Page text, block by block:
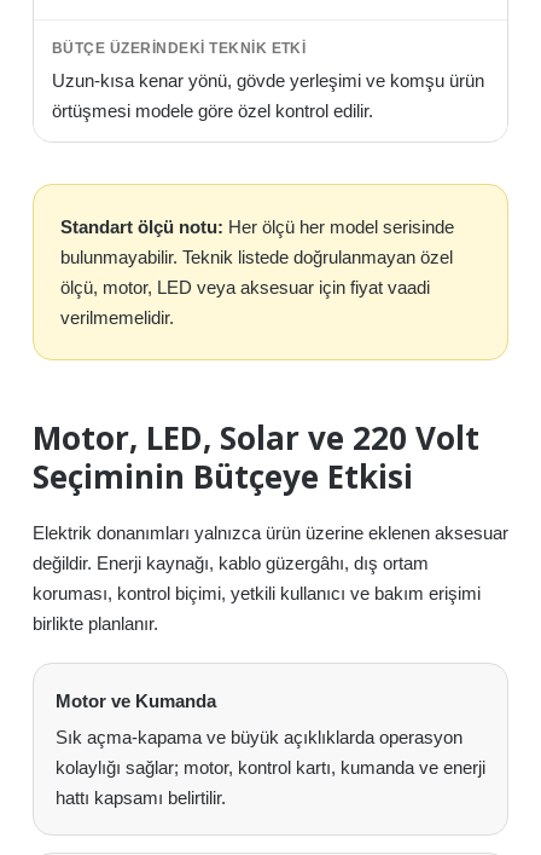
Uzun-kısa kenar yönü, gövde yerleşimi ve komşu ürün
örtüşmesi modele göre özel kontrol edilir.
Standart ölçü notu: Her ölçü her model serisinde
bulunmayabilir. Teknik listede doğrulanmayan özel
ölçü, motor, LED veya aksesuar için fiyat vaadi
verilmemelidir.
Motor, LED, Solar ve 220 Volt
Seçiminin Bütçeye Etkisi
Elektrik donanımları yalnızca ürün üzerine eklenen aksesuar
değildir. Enerji kaynağı, kablo güzergâhı, dış ortam
koruması, kontrol biçimi, yetkili kullanıcı ve bakım erişimi
birlikte planlanır.
Motor ve Kumanda
Sık açma-kapama ve büyük açıklıklarda operasyon
kolaylığı sağlar; motor, kontrol kartı, kumanda ve enerji
hattı kapsamı belirtilir.